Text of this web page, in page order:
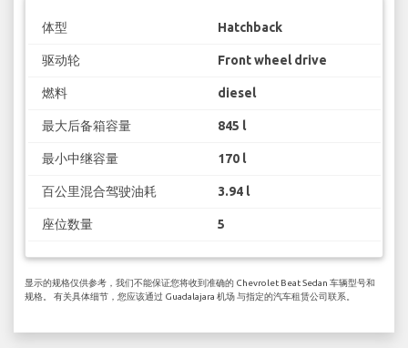
体型 Hatchback
驱动轮 Front wheel drive
燃料 diesel
最大后备箱容量 845 l
最小中继容量 170 l
百公里混合驾驶油耗 3.94 l
座位数量 5
显示的规格仅供参考，我们不能保证您将收到准确的 Chevrolet Beat Sedan 车辆型号和
规格。 有关具体细节，您应该通过 Guadalajara 机场 与指定的汽车租赁公司联系。